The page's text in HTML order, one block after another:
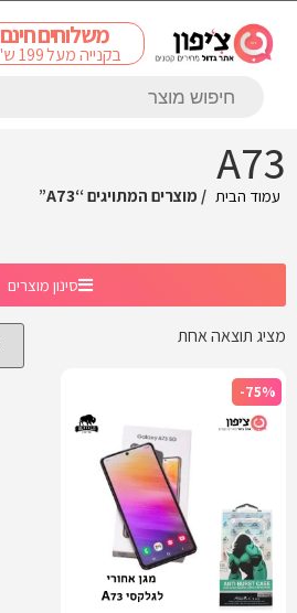
משלוחים חינם
בקנייה מעל 199 ש"ח
A73
עמוד הבית / מוצרים המתויגים “A73”
סינון מוצרים
מציג תוצאה אחת
-75%